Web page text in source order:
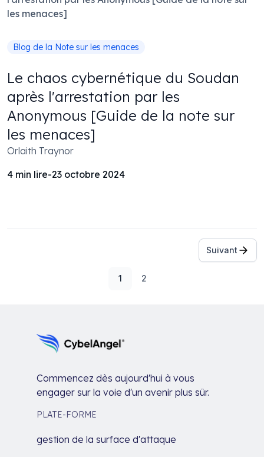
Blog de la Note sur les menaces
Le chaos cybernétique du Soudan
après l'arrestation par les
Anonymous [Guide de la note sur
les menaces]
Orlaith Traynor
4 min lire-23 octobre 2024
1 2
Suivant
Commencez dès aujourd'hui à vous
engager sur la voie d'un avenir plus sûr.
PLATE-FORME
gestion de la surface d'attaque